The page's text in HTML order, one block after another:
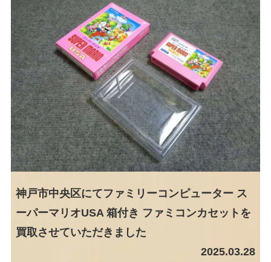
神戸市中央区にてファミリーコンピューター ス
ーパーマリオUSA 箱付き ファミコンカセットを
買取させていただきました
2025.03.28